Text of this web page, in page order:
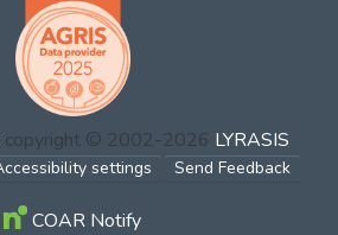
copyright © 2002-2026 LYRASIS
settings Send Feedback
COAR Notify